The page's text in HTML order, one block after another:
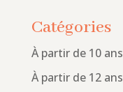
Catégories
À partir de 10 ans
À partir de 12 ans